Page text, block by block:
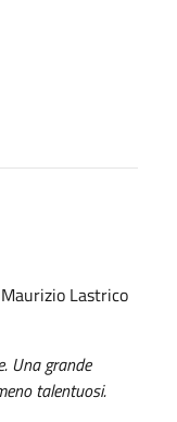
Lastrico
Una grande
talentuosi.